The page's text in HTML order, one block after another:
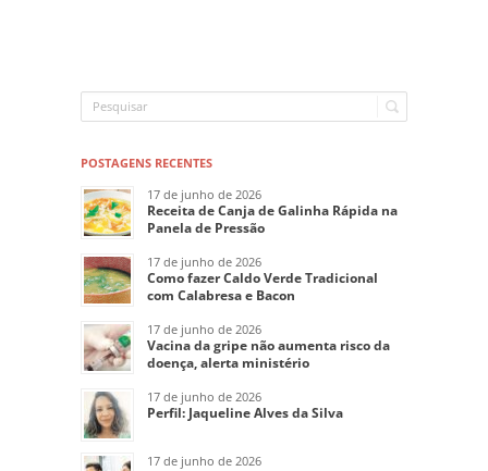
POSTAGENS RECENTES
17 de junho de 2026
Receita de Canja de Galinha Rápida na
Panela de Pressão
17 de junho de 2026
Como fazer Caldo Verde Tradicional
com Calabresa e Bacon
17 de junho de 2026
Vacina da gripe não aumenta risco da
doença, alerta ministério
17 de junho de 2026
Perfil: Jaqueline Alves da Silva
17 de junho de 2026